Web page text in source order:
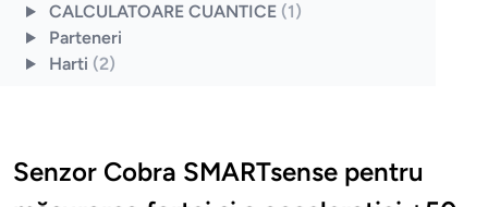
CALCULATOARE CUANTICE (1)
Parteneri
Harti (2)
Senzor Cobra SMARTsense pentru